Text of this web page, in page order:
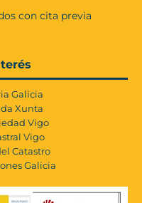
con cita previa
Galicia
Xunta
Vigo
Vigo
Catastro
Galicia